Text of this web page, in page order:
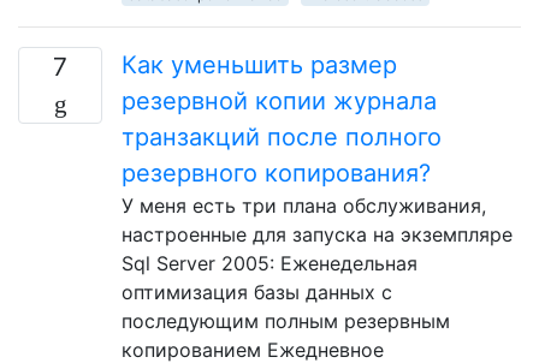
7
Как уменьшить размер
резервной копии журнала
транзакций после полного
резервного копирования?
У меня есть три плана обслуживания,
настроенные для запуска на экземпляре
Sql Server 2005: Еженедельная
оптимизация базы данных с
последующим полным резервным
копированием Ежедневное